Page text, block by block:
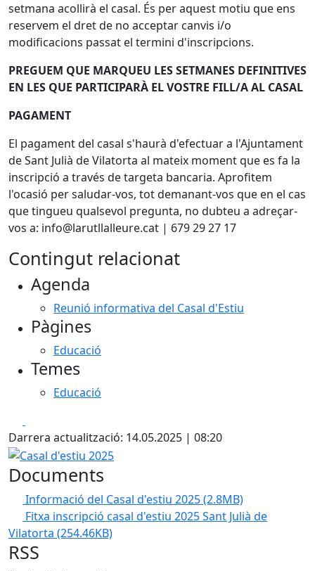
setmana acollirà el casal. És per aquest motiu que ens
reservem el dret de no acceptar canvis i/o
modificacions passat el termini d'inscripcions.
PREGUEM QUE MARQUEU LES SETMANES DEFINITIVES
EN LES QUE PARTICIPARÀ EL VOSTRE FILL/A AL CASAL
PAGAMENT
El pagament del casal s'haurà d'efectuar a l'Ajuntament
de Sant Julià de Vilatorta al mateix moment que es fa la
inscripció a través de targeta bancaria. Aprofitem
l'ocasió per saludar-vos, tot demanant-vos que en el cas
que tingueu qualsevol pregunta, no dubteu a adreçar-
vos a: info@larutllalleure.cat | 679 29 27 17
Contingut relacionat
Agenda
Reunió informativa del Casal d'Estiu
Pàgines
Educació
Temes
Educació
Darrera actualització: 14.05.2025 | 08:20
Casal d'estiu 2025
Documents
Informació del Casal d'estiu 2025(2.8MB)
Fitxa inscripció casal d'estiu 2025 Sant Julià de
Vilatorta (254.46KB)
RSS